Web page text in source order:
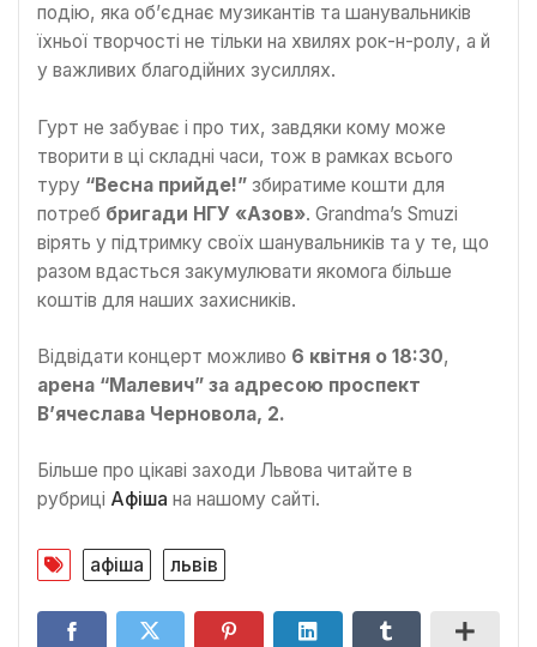
подію, яка об’єднає музикантів та шанувальників
їхньої творчості не тільки на хвилях рок-н-ролу, а й
у важливих благодійних зусиллях.
Гурт не забуває і про тих, завдяки кому може
творити в ці складні часи, тож в рамках всього
туру “Весна прийде!” збиратиме кошти для
потреб бригади НГУ «Азов». Grandma’s Smuzi
вірять у підтримку своїх шанувальників та у те, що
разом вдасться закумулювати якомога більше
коштів для наших захисників.
Відвідати концерт можливо 6 квітня о 18:30,
арена “Малевич” за адресою проспект
В’ячеслава Черновола, 2.
Більше про цікаві заходи Львова читайте в
рубриці Афіша на нашому сайті.
афіша львів